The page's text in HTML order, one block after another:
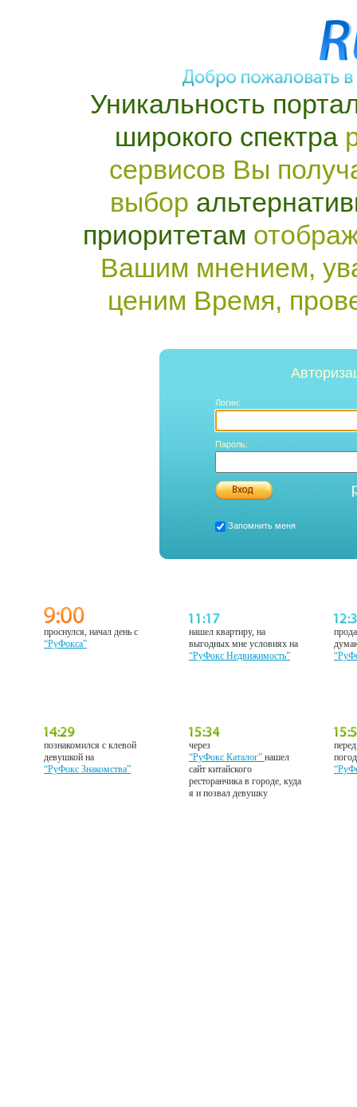
Уникальность
широкого спектра
сервисов Вы
выбор
приоритетам
Вашим мнением,
ценим Время,
Логин:
Пароль:
Запомнить меня
проснулся, начал день с
“РуФокса”
нашел квартиру, на
выгодных мне условиях на
“РуФокс Недвижимость”
познакомился с клевой
девушкой на
“РуФокс Знакомства”
через
“РуФокс Каталог”нашел
сайт китайского
ресторанчика в городе, куда
я и позвал девушку